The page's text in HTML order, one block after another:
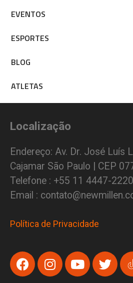
EVENTOS
ESPORTES
BLOG
ATLETAS
Localização
Endereço: Av. Dr. José Luís
Cajamar São Paulo | CEP
Telefone : +55 11 4447-2220
Email :
Política de Privacidade